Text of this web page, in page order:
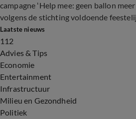
campagne ‘Help mee: geen ballon
volgens de stichting voldoende
Laatste nieuws
112
Advies & Tips
Economie
Entertainment
Infrastructuur
Milieu en Gezondheid
Politiek